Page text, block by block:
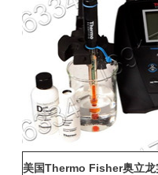
美国Thermo Fisher奥立龙